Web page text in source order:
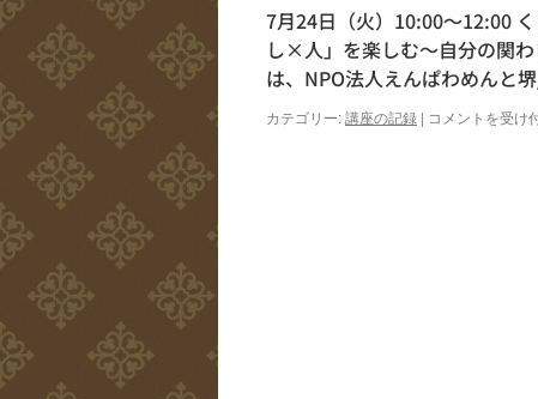
7月24日（火）10:00～12:00
し×人」を楽しむ～自分の関
は、NPO法人えんぱわめんと
カテゴリー:講座の記録 | く
コメントを受け